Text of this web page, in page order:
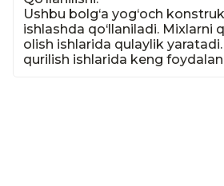
Ushbu bolg‘a yog‘och
ishlashda qo‘llaniladi. Mixlarni
olish ishlarida qulaylik
qurilish ishlarida keng